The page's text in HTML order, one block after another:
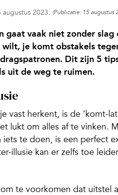
augustus 2023. (Publicatie: 15 augustus
gaat vaak niet zonder
je komt obstakels
Dit zijn 5
uit de weg te ruimen.
vast herkent, is de ‘komt-
lukt om alles af te vinken.
te doen, is een perfect
illusie kan er zelfs toe
te voorkomen dat uitstel